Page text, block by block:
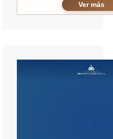
Ver más